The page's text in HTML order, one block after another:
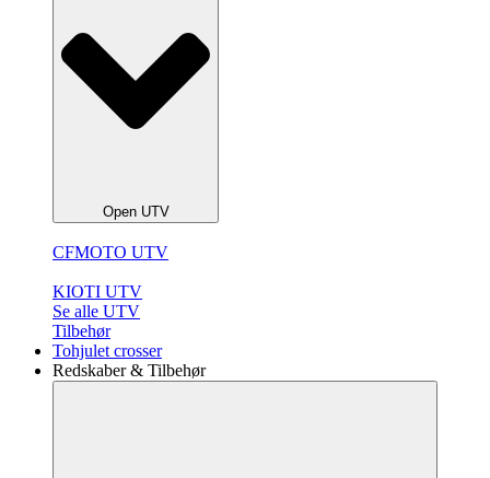
Open UTV
CFMOTO UTV
KIOTI UTV
Se alle UTV
Tilbehør
Tohjulet crosser
Redskaber & Tilbehør